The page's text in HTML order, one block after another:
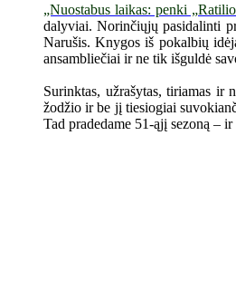
„Nuostabus laikas: penki
dalyviai. Norinčiųjų pasidalinti
Narušis. Knygos iš pokalbių
ansambliečiai ir ne tik išguldė
Surinktas, užrašytas, tiriamas ir
žodžio ir be jį tiesiogiai
Tad pradedame 51-ąjį sezoną – ir